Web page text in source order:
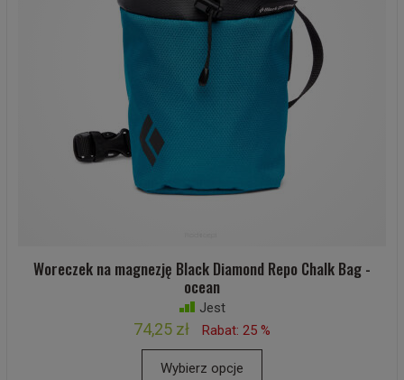
Woreczek na magnezję Black Diamond Repo Chalk Bag -
ocean
Jest
74,25 zł Rabat: 25 %
Wybierz opcje